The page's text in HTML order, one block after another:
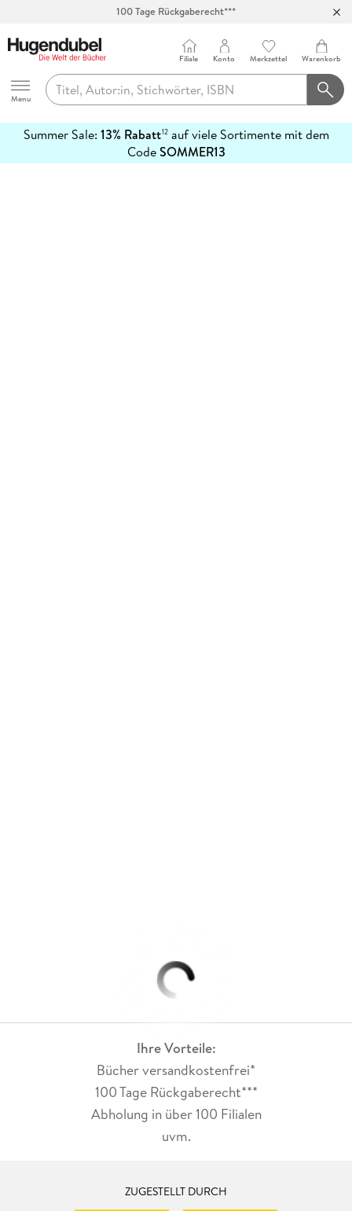
100 Tage Rückgaberecht***
Hugendubel
Menu
Filiale Konto Merkzettel Warenkorb
Summer Sale: 13% Rabatt12auf viele Sortimente mit dem
CodeSOMMER13
erfahren
Ihre Vorteile:
Bücher versandkostenfrei*
100 Tage Rückgaberecht***
Abholung in über 100 Filialen
uvm.
ZUGESTELLT DURCH